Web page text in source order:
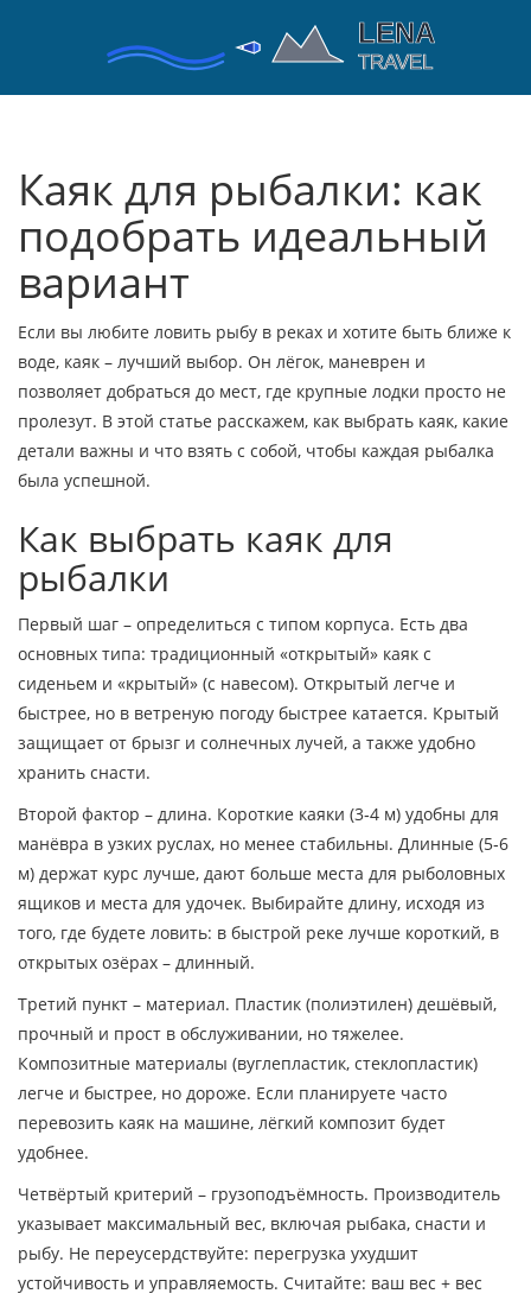
Каяк для рыбалки: как
подобрать идеальный
вариант
Если вы любите ловить рыбу в реках и хотите быть ближе к
воде, каяк – лучший выбор. Он лёгок, маневрен и
позволяет добраться до мест, где крупные лодки просто не
пролезут. В этой статье расскажем, как выбрать каяк, какие
детали важны и что взять с собой, чтобы каждая рыбалка
была успешной.
Как выбрать каяк для
рыбалки
Первый шаг – определиться с типом корпуса. Есть два
основных типа: традиционный «открытый» каяк с
сиденьем и «крытый» (с навесом). Открытый легче и
быстрее, но в ветреную погоду быстрее катается. Крытый
защищает от брызг и солнечных лучей, а также удобно
хранить снасти.
Второй фактор – длина. Короткие каяки (3‑4 м) удобны для
манёвра в узких руслах, но менее стабильны. Длинные (5‑6
м) держат курс лучше, дают больше места для рыболовных
ящиков и места для удочек. Выбирайте длину, исходя из
того, где будете ловить: в быстрой реке лучше короткий, в
открытых озёрах – длинный.
Третий пункт – материал. Пластик (полиэтилен) дешёвый,
прочный и прост в обслуживании, но тяжелее.
Композитные материалы (вуглепластик, стеклопластик)
легче и быстрее, но дороже. Если планируете часто
перевозить каяк на машине, лёгкий композит будет
удобнее.
Четвёртый критерий – грузоподъёмность. Производитель
указывает максимальный вес, включая рыбака, снасти и
рыбу. Не переусердствуйте: перегрузка ухудшит
устойчивость и управляемость. Считайте: ваш вес + вес